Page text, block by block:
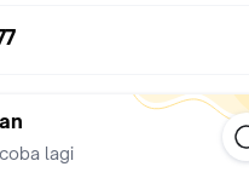
Pembayaran Pastikan
Toko Kami Menjual Sesuai
Yang Kami Jual Baru, Tidak
Semua Klaim Garansi
Lupa Cantumkan Type/
lagi